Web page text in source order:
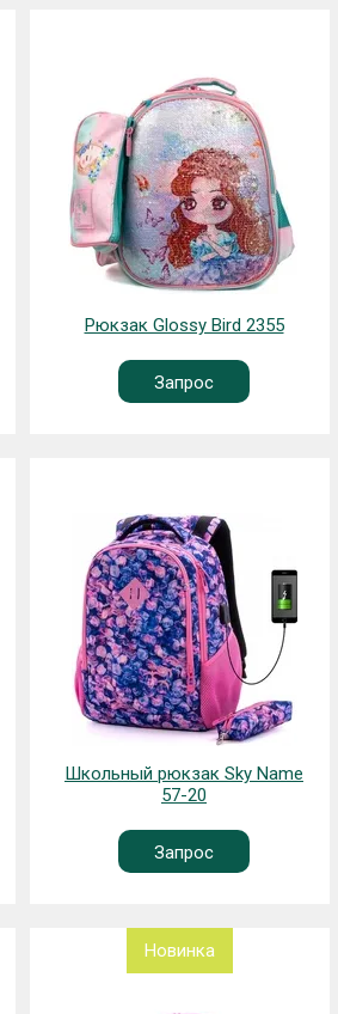
Рюкзак Glossy Bird 2355
Запрос
Школьный рюкзак Sky Name
57-20
Запрос
Новинка